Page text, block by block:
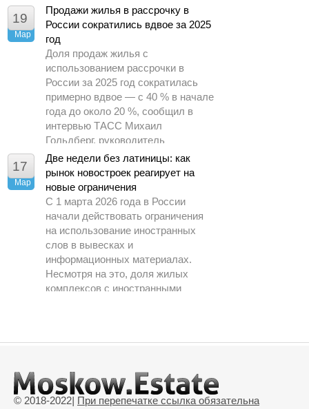
драйвером спроса.
19
Мар
Продажи жилья в рассрочку в
России сократились вдвое за 2025
год
Доля продаж жилья с
использованием рассрочки в
России за 2025 год сократилась
примерно вдвое — с 40 % в начале
года до около 20 %, сообщил в
интервью ТАСС Михаил
Гольдберг, руководитель
аналитического центра ДОМ.РФ.
17
Мар
Две недели без латиницы: как
рынок новостроек реагирует на
новые ограничения
С 1 марта 2026 года в России
начали действовать ограничения
на использование иностранных
слов в вывесках и
информационных материалах.
Несмотря на это, доля жилых
комплексов с иностранными
сообщили в пресс службе ЕРЗ.РФ
© 2018-2022| При перепечатке ссылка обязательна